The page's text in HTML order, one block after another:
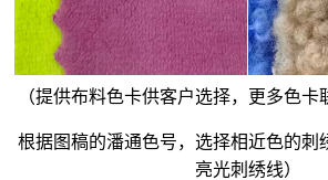
（提供布料色卡供客户选择，更多色卡
根据图稿的潘通色号，选择相近色的刺
亮光刺绣线）